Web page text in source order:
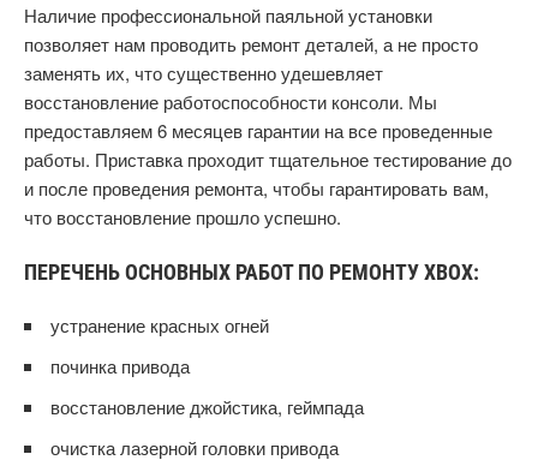
Наличие профессиональной паяльной установки
позволяет нам проводить ремонт деталей, а не просто
заменять их, что существенно удешевляет
восстановление работоспособности консоли. Мы
предоставляем 6 месяцев гарантии на все проведенные
работы. Приставка проходит тщательное тестирование до
и после проведения ремонта, чтобы гарантировать вам,
что восстановление прошло успешно.
ПЕРЕЧЕНЬ ОСНОВНЫХ РАБОТ ПО РЕМОНТУ XBOX:
устранение красных огней
починка привода
восстановление джойстика, геймпада
очистка лазерной головки привода